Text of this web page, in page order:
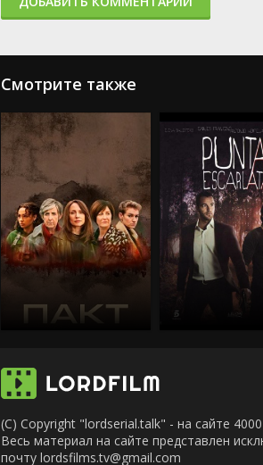
Смотрите также
(C) Copyright "lordserial.talk" - на сайте
Весь материал на сайте представлен
почту lordsfilms.tv@gmail.com